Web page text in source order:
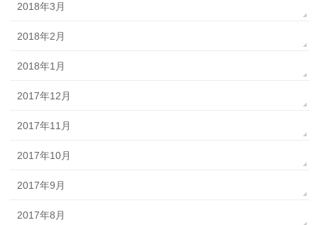
2018年3月
2018年2月
2018年1月
2017年12月
2017年11月
2017年10月
2017年9月
2017年8月